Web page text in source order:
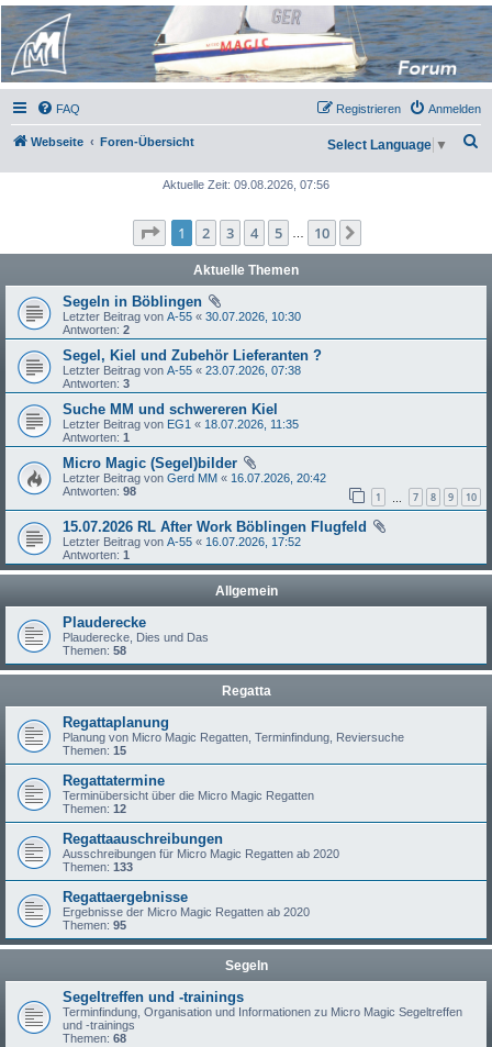
Micro Magic Forum
Deutschland
FAQ Anmelden
Registrieren
Webseite Foren-Übersicht Select Language ▼
Aktuelle Zeit: 09.08.2026, 07:56
Seite 1von 10
1 2 3 4 5 10
Aktuelle Themen
Segeln in Böblingen
Letzter Beitrag von A-55 « 30.07.2026, 10:30
Antworten: 2
Segel, Kiel und Zubehör Lieferanten ?
Letzter Beitrag von A-55 « 23.07.2026, 07:38
Antworten: 3
Suche MM und schwereren Kiel
Letzter Beitrag von EG1 « 18.07.2026, 11:35
Antworten: 1
Micro Magic (Segel)bilder
Letzter Beitrag von Gerd MM « 16.07.2026, 20:42
Antworten: 98 1 7 8 9 10
15.07.2026 RL After Work Böblingen Flugfeld
Letzter Beitrag von A-55 « 16.07.2026, 17:52
Antworten: 1
Allgemein
Plauderecke
Plauderecke, Dies und Das
Themen: 58
Regatta
Regattaplanung
Planung von Micro Magic Regatten, Terminfindung, Reviersuche
Themen: 15
Regattatermine
Terminübersicht über die Micro Magic Regatten
Themen: 12
Regattaauschreibungen
Ausschreibungen für Micro Magic Regatten ab 2020
Themen: 133
Regattaergebnisse
Ergebnisse der Micro Magic Regatten ab 2020
Themen: 95
Segeln
Segeltreffen und -trainings
Terminfindung, Organisation und Informationen zu Micro Magic Segeltreffen
und -trainings
Themen: 68